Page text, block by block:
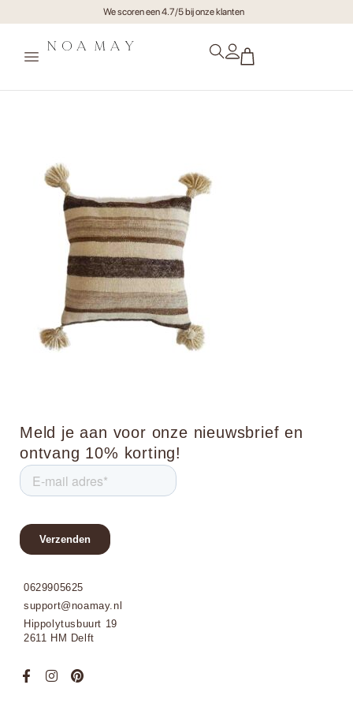
We scoren een 4.7/5 bij onze klanten
Meld je aan voor onze nieuwsbrief en
ontvang 10% korting!
0629905625
support@noamay.nl
Hippolytusbuurt 19
2611 HM Delft